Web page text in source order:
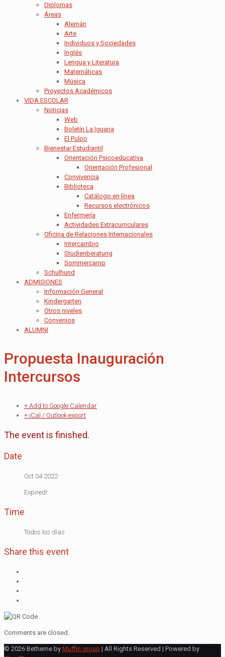
Diplomas
Áreas
Alemán
Arte
Individuos y Sociedades
Inglés
Lengua y Literatura
Matemáticas
Música
Proyectos Académicos
VIDA ESCOLAR
Noticias
Web
Boletín La Iguana
El Pulpo
Bienestar Estudiantil
Orientación Psicoeducativa
Orientación Profesional
Convivencia
Biblioteca
Catálogo en línea
Recursos electrónicos
Enfermería
Actividades Extracurriculares
Oficina de Relaciones Internacionales
Intercambio
Studienberatung
Sommercamp
Schulhund
ADMISIONES
Información General
Kindergarten
Otros niveles
Convenios
ALUMNI
Propuesta Inauguración
Intercursos
+ Add to Google Calendar
+ iCal / Outlook export
The event is finished.
Date
Oct 04 2022
Expired!
Time
Todos los días
Share this event
Comments are closed.
© 2026 Betheme by Muffin group | All Rights Reserved | Powered by